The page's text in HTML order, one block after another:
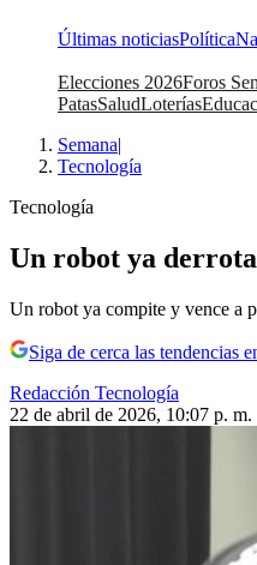
Últimas noticiasPolítica
Elecciones 2026Foros
PatasSaludLoterías
Semana|
Tecnología
Tecnología
Un robot ya derrota
Un robot ya compite y vence a
Siga de cerca las tendencias
Redacción Tecnología
22 de abril de 2026, 10:07 p. m.